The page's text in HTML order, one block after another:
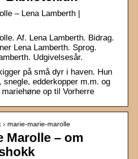
– Lena Lamberth |
Af. Lena Lamberth. Bidrag.
Lena Lamberth. Sprog.
Udgivelsesår.
på små dyr i haven. Hun
snegle, edderkopper m.m. og
op til Vorherre
› marie-marie-marolle
Marolle – om